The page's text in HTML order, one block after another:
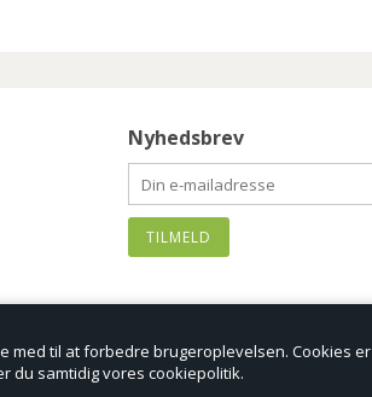
til at forbedre brugeroplevelsen. Cookies
du samtidig vores cookiepolitik.
Nyhedsbrev